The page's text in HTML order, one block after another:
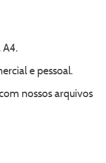
e pessoal.
nossos arquivos